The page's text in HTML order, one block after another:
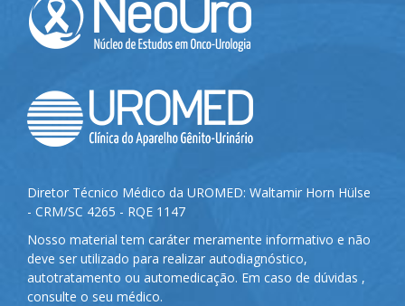
Diretor Técnico Médico da UROMED: Waltamir Horn Hülse
- CRM/SC 4265 - RQE 1147
Nosso material tem caráter meramente informativo e não
deve ser utilizado para realizar autodiagnóstico,
autotratamento ou automedicação. Em caso de dúvidas ,
consulte o seu médico.